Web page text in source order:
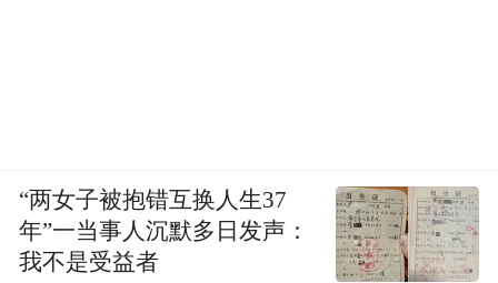
“两女子被抱错互换人生37
年”一当事人沉默多日发声：
我不是受益者